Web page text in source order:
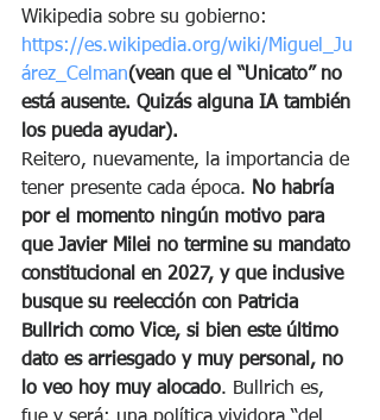
Wikipedia sobre su gobierno:
https://es.wikipedia.org/wiki/Miguel_Ju
árez_Celman(vean que el “Unicato” no
está ausente. Quizás alguna IA también
los pueda ayudar).
Reitero, nuevamente, la importancia de
tener presente cada época. No habría
por el momento ningún motivo para
que Javier Milei no termine su mandato
constitucional en 2027, y que inclusive
busque su reelección con Patricia
Bullrich como Vice, si bien este último
dato es arriesgado y muy personal, no
lo veo hoy muy alocado. Bullrich es,